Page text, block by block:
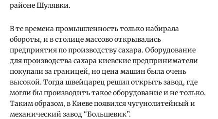
районе Шулявки.
В те времена промышленность только набирала
обороты, и в столице массово открывались
предприятия по производству сахара. Оборудование
для производства сахара киевские предприниматели
покупали за границей, но цена машин была очень
высокой. Тогда швейцарец решил открыть завод, где
могли бы производить такое оборудование и не только.
Таким образом, в Киеве появился чугунолитейный и
механический завод “Большевик”.